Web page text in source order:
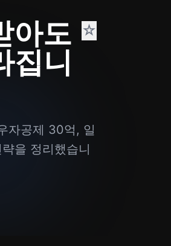
아도
집니
☆
자공제 30억, 일
을 정리했습니